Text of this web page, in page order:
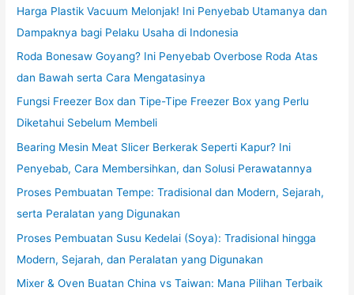
Harga Plastik Vacuum Melonjak! Ini Penyebab Utamanya dan
Dampaknya bagi Pelaku Usaha di Indonesia
Roda Bonesaw Goyang? Ini Penyebab Overbose Roda Atas
dan Bawah serta Cara Mengatasinya
Fungsi Freezer Box dan Tipe-Tipe Freezer Box yang Perlu
Diketahui Sebelum Membeli
Bearing Mesin Meat Slicer Berkerak Seperti Kapur? Ini
Penyebab, Cara Membersihkan, dan Solusi Perawatannya
Proses Pembuatan Tempe: Tradisional dan Modern, Sejarah,
serta Peralatan yang Digunakan
Proses Pembuatan Susu Kedelai (Soya): Tradisional hingga
Modern, Sejarah, dan Peralatan yang Digunakan
Mixer & Oven Buatan China vs Taiwan: Mana Pilihan Terbaik